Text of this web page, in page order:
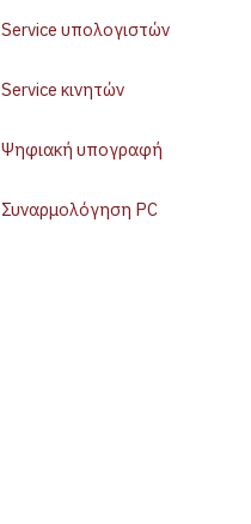
Service υπολογιστών
Service κινητών
Ψηφιακή υπογραφή
Συναρμολόγηση PC